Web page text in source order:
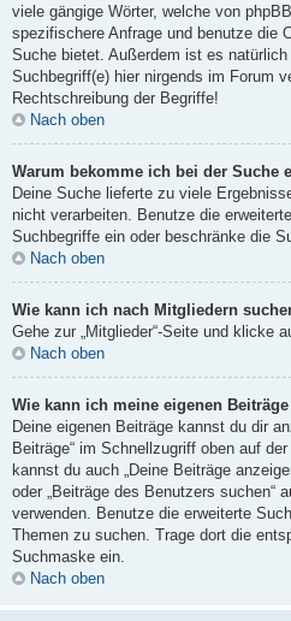
viele gängige Wörter, welche von
spezifischere Anfrage und benutze die
Suche bietet. Außerdem ist es
Suchbegriff(e) hier nirgends im Forum
Rechtschreibung der Begriffe!
Nach oben
Warum bekomme ich bei der Suche
Deine Suche lieferte zu viele
nicht verarbeiten. Benutze die
Suchbegriffe ein oder beschränke die
Nach oben
Wie kann ich nach Mitgliedern
Gehe zur „Mitglieder“-Seite und klicke
Nach oben
Wie kann ich meine eigenen
Deine eigenen Beiträge kannst du dir
Beiträge“ im Schnellzugriff oben auf
kannst du auch „Deine Beiträge
oder „Beiträge des Benutzers suchen“
verwenden. Benutze die erweiterte
Themen zu suchen. Trage dort die
Suchmaske ein.
Nach oben